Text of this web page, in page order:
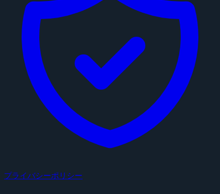
プライバシーポリシー